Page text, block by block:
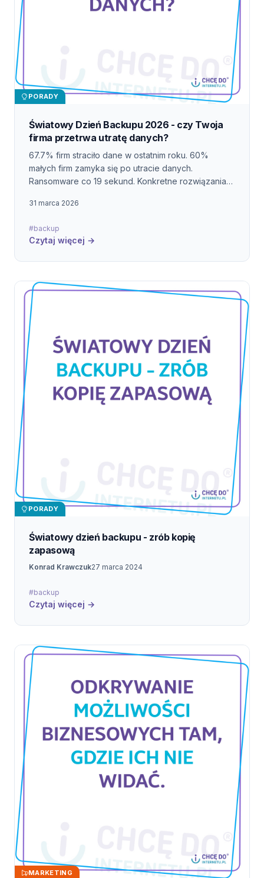
PORADY
Światowy Dzień Backupu 2026 - czy Twoja
firma przetrwa utratę danych?
67.7% firm straciło dane w ostatnim roku. 60%
małych firm zamyka się po utracie danych.
Ransomware co 19 sekund. Konkretne rozwiązania
31 marca 2026
#backup
Czytaj więcej →
PORADY
Światowy dzień backupu - zrób kopię
zapasową
Konrad Krawczuk27 marca 2024
#backup
Czytaj więcej →
MARKETING